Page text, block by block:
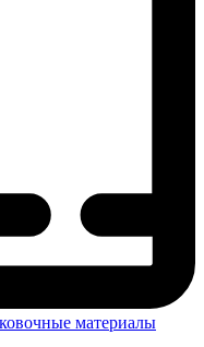
материалы